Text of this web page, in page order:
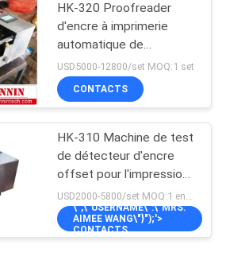
HK-320 Proofreader
d'encre à imprimerie
automatique de
laboratoire
USD5000-12800/set MOQ:1 set
CONTACTS
HK-310 Machine de test
de détecteur d'encre
offset pour l'impression
d'encre UV en laboratoire
\",\"USERNAME\":\"MRS.
AIMEE WANG\"}");'>
CONTACTS